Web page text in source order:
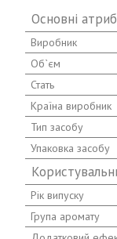
Основні
Виробник
Об`єм
Стать
Країна виробник
Тип засобу
Упаковка засобу
Рік випуску
Група аромату